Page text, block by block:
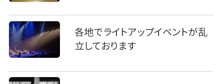
各地でライトアップイベントが乱
立しております